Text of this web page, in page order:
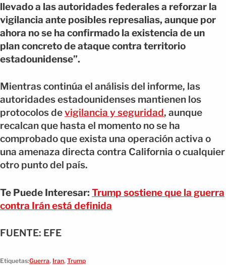
llevado a las autoridades federales a reforzar la
vigilancia ante posibles represalias, aunque por
ahora no se ha confirmado la existencia de un
plan concreto de ataque contra territorio
estadounidense”.
Mientras continúa el análisis del informe, las
autoridades estadounidenses mantienen los
protocolos devigilancia y seguridad, aunque
recalcan que hasta el momento no se ha
comprobado que exista una operación activa o
una amenaza directa contra California o cualquier
otro punto del país.
Te Puede Interesar: Trump sostiene que la guerra
contra Irán está definida
FUENTE: EFE
Etiquetas:Guerra, Iran, Trump